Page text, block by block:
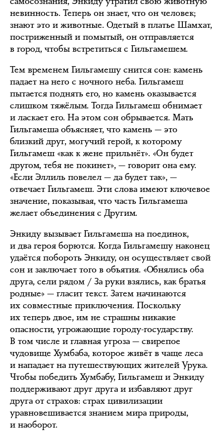
невинность. Теперь он знает, что он человек;
знают это и животные. Одетый в платье Шамхат,
постриженный и помытый, он отправляется
в город, чтобы встретиться с Гильгамешем.
Тем временем Гильгамешу снится сон: камень
падает на него с ночного неба. Гильгамеш
пытается поднять его, но камень оказывается
слишком тяжёлым. Тогда Гильгамеш обнимает
и ласкает его. На этом сон обрывается. Мать
Гильгамеша объясняет, что камень — это
близкий друг, могучий герой, к которому
Гильгамеш «как к жене прильнёт». «Он будет
другом, тебя не покинет», — говорит она ему.
«Если Эллиль повелел — да будет так», —
отвечает Гильгамеш. Эти слова имеют ключевое
значение, показывая, что часть Гильгамеша
желает объединения с Другим.
Энкиду вызывает Гильгамеша на поединок,
и два героя борются. Когда Гильгамешу наконец
удаётся побороть Энкиду, он осуществляет свой
сон и заключает того в объятия. «Обнялись оба
друга, сели рядом / За руки взялись, как братья
родные» — гласит текст. Затем начинаются
их совместные приключения. Поскольку
их теперь двое, им не страшны никакие
опасности, угрожающие городу-государству.
В том числе и главная угроза — свирепое
чудовище Хумбаба, которое живёт в чаще леса
и нападает на путешествующих жителей Урука.
Чтобы победить Хумбабу, Гильгамеш и Энкиду
поддерживают друг друга и избавляют друг
друга от страхов: страх цивилизации
уравновешивается знанием мира природы,
и наоборот.